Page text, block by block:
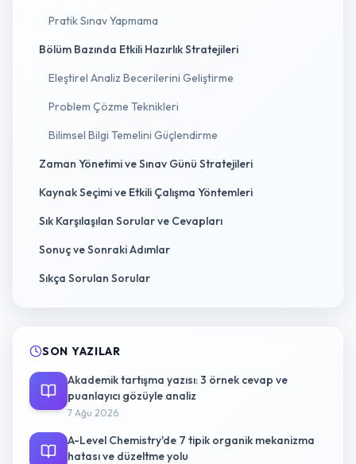
Pratik Sınav Yapmama
Bölüm Bazında Etkili Hazırlık Stratejileri
Eleştirel Analiz Becerilerini Geliştirme
Problem Çözme Teknikleri
Bilimsel Bilgi Temelini Güçlendirme
Zaman Yönetimi ve Sınav Günü Stratejileri
Kaynak Seçimi ve Etkili Çalışma Yöntemleri
Sık Karşılaşılan Sorular ve Cevapları
Sonuç ve Sonraki Adımlar
Sıkça Sorulan Sorular
SON YAZILAR
Akademik tartışma yazısı: 3 örnek cevap ve
puanlayıcı gözüyle analiz
7 Ağu 2026
A-Level Chemistry'de 7 tipik organik mekanizma
hatası ve düzeltme yolu